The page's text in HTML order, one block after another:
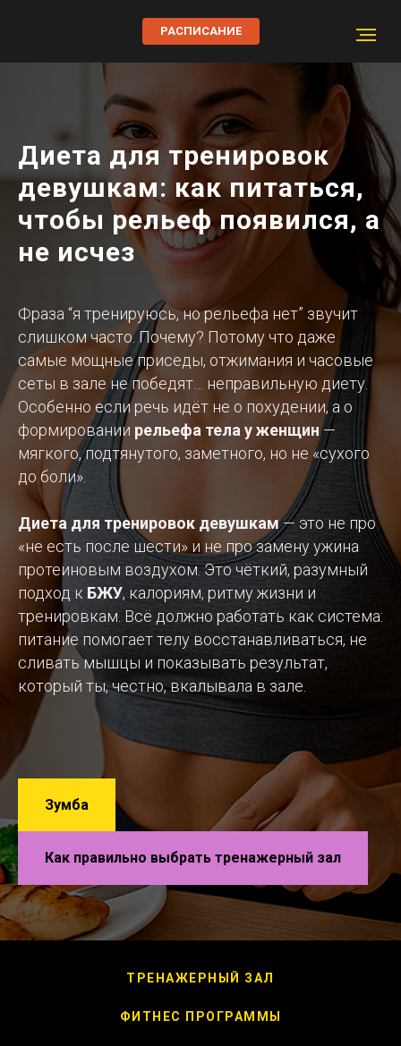
РАСПИСАНИЕ
Диета для тренировок
девушкам: как питаться,
чтобы рельеф появился, а
не исчез
Фраза “я тренируюсь, но рельефа нет” звучит
слишком часто. Почему? Потому что даже
самые мощные приседы, отжимания и часовые
сеты в зале не победят… неправильную диету.
Особенно если речь идёт не о похудении, а о
формировании рельефа тела у женщин—
мягкого, подтянутого, заметного, но не «сухого
до боли».
Диета для тренировок девушкам— это не про
«не есть после шести» и не про замену ужина
протеиновым воздухом. Это чёткий, разумный
подход к БЖУ, калориям, ритму жизни и
тренировкам. Всё должно работать как система:
питание помогает телу восстанавливаться, не
сливать мышцы и показывать результат,
который ты, честно, вкалывала в зале.
Зумба
Как правильно выбрать тренажерный зал
ТРЕНАЖЕРНЫЙ ЗАЛ
ФИТНЕС ПРОГРАММЫ